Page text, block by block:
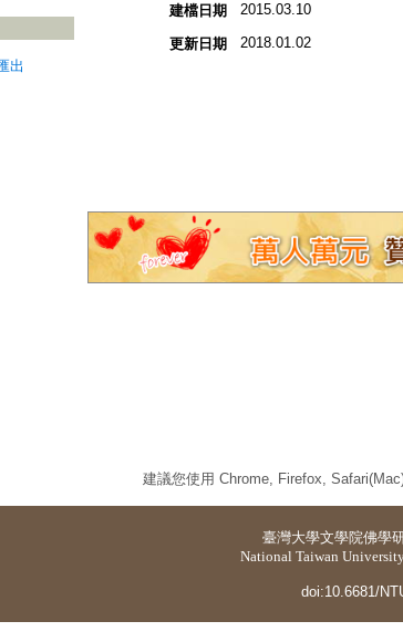
出
建檔日期 2015.03.10
更新日期 2018.01.02
建議您使用 Chrome, Firefox,
臺灣大學文學院佛學
National Taiwan
doi:10.6681/